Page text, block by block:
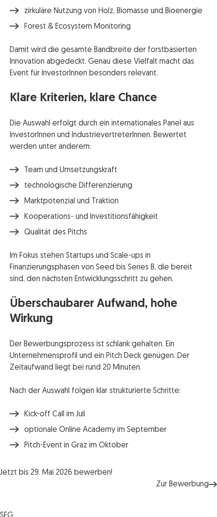
zirkuläre Nutzung von Holz, Biomasse und Bioenergie
Forest & Ecosystem Monitoring
Damit wird die gesamte Bandbreite der forstbasierten
Innovation abgedeckt. Genau diese Vielfalt macht das
Event für InvestorInnen besonders relevant.
Klare Kriterien, klare Chance
Die Auswahl erfolgt durch ein internationales Panel aus
InvestorInnen und IndustrievertreterInnen. Bewertet
werden unter anderem:
Team und Umsetzungskraft
technologische Differenzierung
Marktpotenzial und Traktion
Kooperations- und Investitionsfähigkeit
Qualität des Pitchs
Im Fokus stehen Startups und Scale-ups in
Finanzierungsphasen von Seed bis Series B, die bereit
sind, den nächsten Entwicklungsschritt zu gehen.
Überschaubarer Aufwand, hohe
Wirkung
Der Bewerbungsprozess ist schlank gehalten. Ein
Unternehmensprofil und ein Pitch Deck genügen. Der
Zeitaufwand liegt bei rund 20 Minuten.
Nach der Auswahl folgen klar strukturierte Schritte:
Kick-off Call im Juli
optionale Online Academy im September
Pitch-Event in Graz im Oktober
Jetzt bis 29. Mai 2026 bewerben!
Zur Bewerbung